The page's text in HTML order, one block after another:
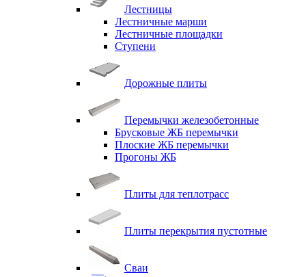
Лестницы
Лестничные марши
Лестничные площадки
Ступени
Дорожные плиты
Перемычки железобетонные
Брусковые ЖБ перемычки
Плоские ЖБ перемычки
Прогоны ЖБ
Плиты для теплотрасс
Плиты перекрытия пустотные
Сваи